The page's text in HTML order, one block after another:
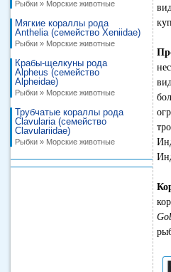
Рыбки » Морские животные
Мягкие кораллы рода
Anthelia (семейство Xeniidae)
Рыбки » Морские животные
Крабы-щелкуны рода
Alpheus (семейство
Alpheidae)
Рыбки » Морские животные
Трубчатые кораллы рода
Clavularia (семейство
Clavulariidae)
Рыбки » Морские животные